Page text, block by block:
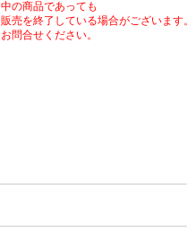
中の商品であっても
販売を終了している場合がございま
お問合せください。